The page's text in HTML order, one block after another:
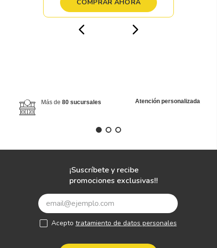
COMPRAR AHORA
Más de 80 sucursales Atención personalizada
¡Suscríbete y recibe
promociones exclusivas!!
Acepto tratamiento de datos personales